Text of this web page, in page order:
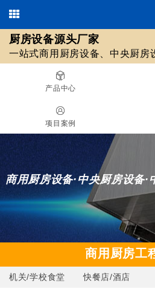
欢迎光临北京新兴荣福厨房设备有限公司，
厨房设备源头厂家
一站式商用厨房设备、中央厨房
13911590461 /
010-69508355 /
厨房设备源头厂家
一站式商用厨房设备、中央厨房
产品中心
项目案例
商用厨房设备·中央厨房设备·
商用厨房工
机关/学校食堂 快餐店/酒店